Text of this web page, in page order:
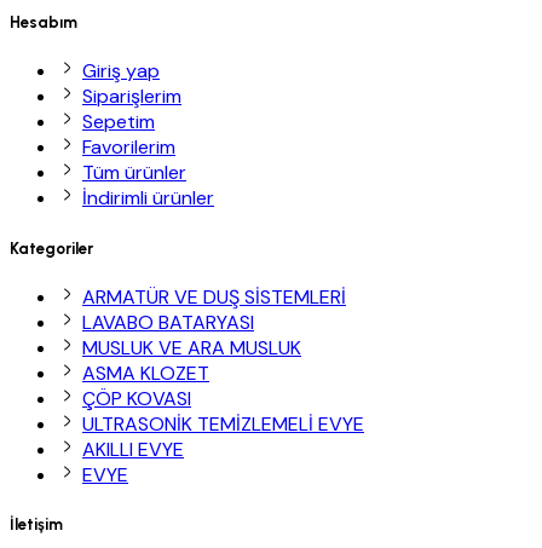
Hesabım
Giriş yap
Siparişlerim
Sepetim
Favorilerim
Tüm ürünler
İndirimli ürünler
Kategoriler
ARMATÜR VE DUŞ SİSTEMLERİ
LAVABO BATARYASI
MUSLUK VE ARA MUSLUK
ASMA KLOZET
ÇÖP KOVASI
ULTRASONİK TEMİZLEMELİ EVYE
AKILLI EVYE
EVYE
İletişim